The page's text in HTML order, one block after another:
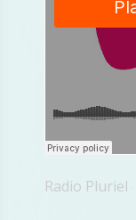
Radio Pluriel ·